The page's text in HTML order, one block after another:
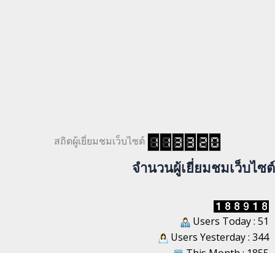
สถิตผู้เยี่ยมชมเว็บไซต์
จำนวนผู้เยี่ยมชมเว็บไซต์
Users Today : 51
Users Yesterday : 344